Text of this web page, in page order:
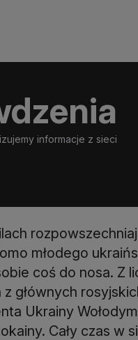
informacje z sieci
młodego
coś do nosa. Z
głównych
Ukrainy
Cały czas w